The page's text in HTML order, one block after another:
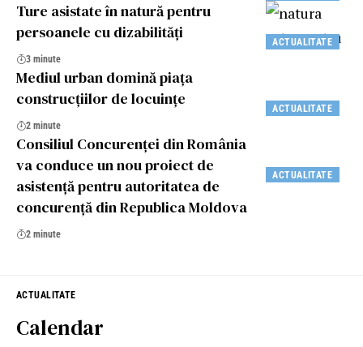
ACTUALITATE
Ture asistate în natură pentru
persoanele cu dizabilități
3 minute
ACTUALITATE
Mediul urban domină piaţa
construcţiilor de locuinţe
2 minute
ACTUALITATE
Consiliul Concurenței din România
va conduce un nou proiect de
asistență pentru autoritatea de
concurență din Republica Moldova
2 minute
ACTUALITATE
Calendar